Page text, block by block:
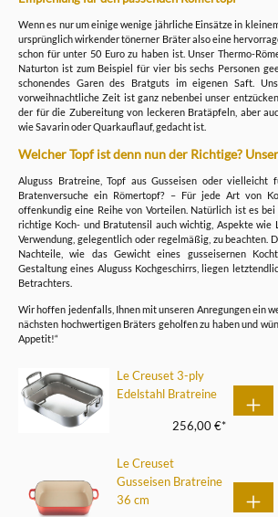
Wenn es nur um einige wenige jährliche Einsätze in
ursprünglich wirkender tönerner Bräter also eine
schon für unter 50 Euro zu haben ist. Unser Thermo-
Naturton ist zum Beispiel für vier bis sechs Personen
schonendes Garen des Bratguts im eigenen Saft.
vorweihnachtliche Zeit ist ganz nebenbei unser
der für die Zubereitung von leckeren Bratäpfeln, aber
wie Savarin oder Quarkauflauf, gedacht ist.
Welcher Topf ist denn nun der Richtige?
Aluguss Bratreine, Topf aus Gusseisen oder vielleicht
Bratenversuche ein Römertopf? – Für jede Art von
offenkundig eine Reihe von Vorteilen. Natürlich ist es
richtige Koch- und Bratutensil auch wichtig, Aspekte wie
Verwendung, gelegentlich oder regelmäßig, zu beachten.
Nachteile, wie das Gewicht eines gusseisernen
Gestaltung eines Aluguss Kochgeschirrs, liegen
Betrachters.
Wir hoffen jedenfalls, Ihnen mit unseren Anregungen ein
nächsten hochwertigen Bräters geholfen zu haben und
Appetit!“
Le Creuset 3-ply
Edelstahl Bratreine
256,00 €*
Le Creuset
Gusseisen Bratreine
36 cm